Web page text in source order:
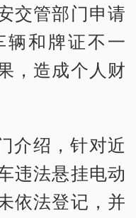
交管部门申请
和牌证不一
，造成个人财
介绍，针对近
违法悬挂电动
依法登记，并